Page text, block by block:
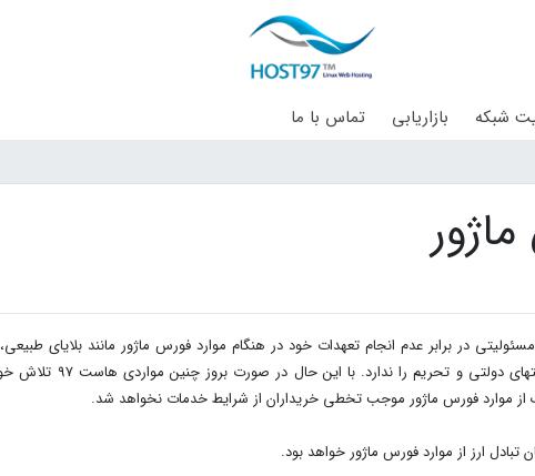
شبکه بازاریابی تماس با ما
در برابر عدم انجام تعهدات خود در هنگام موارد فورس ماژور مانند بلایای
اعتصاب، محدودیتهای
از موارد فورس ماژور موجب تخطی خریداران از شرایط خدمات نخواهد شد.
تبادل ارز از موارد فورس ماژور خواهد بود.